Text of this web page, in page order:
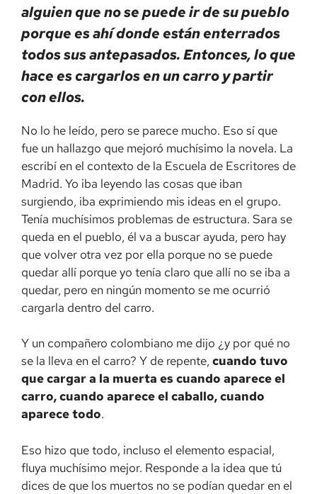
alguien que no se puede ir de su pueblo
porque es ahí donde están enterrados
todos sus antepasados. Entonces, lo que
hace es cargarlos en un carro y partir
con ellos.
No lo he leído, pero se parece mucho. Eso sí que
fue un hallazgo que mejoró muchísimo la novela. La
escribí en el contexto de la Escuela de Escritores de
Madrid. Yo iba leyendo las cosas que iban
surgiendo, iba exprimiendo mis ideas en el grupo.
Tenía muchísimos problemas de estructura. Sara se
queda en el pueblo, él va a buscar ayuda, pero hay
que volver otra vez por ella porque no se puede
quedar allí porque yo tenía claro que allí no se iba a
quedar, pero en ningún momento se me ocurrió
cargarla dentro del carro.
Y un compañero colombiano me dijo ¿y por qué no
se la lleva en el carro? Y de repente, cuando tuvo
que cargar a la muerta es cuando aparece el
carro, cuando aparece el caballo, cuando
aparece todo.
Eso hizo que todo, incluso el elemento espacial,
fluya muchísimo mejor. Responde a la idea que tú
dices de que los muertos no se podían quedar en el